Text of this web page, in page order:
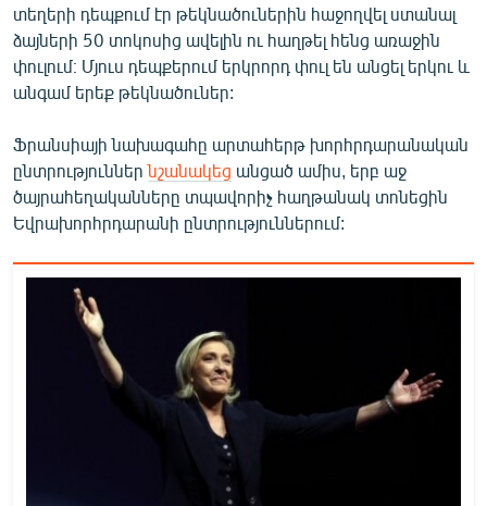
տեղերի դեպքում էր թեկնածուներին հաջողվել ստանալ
ձայների 50 տոկոսից ավելին ու հաղթել հենց առաջին
փուլում։ Մյուս դեպքերում երկրորդ փուլ են անցել երկու և
անգամ երեք թեկնածուներ:
Ֆրանսիայի նախագահը արտահերթ խորհրդարանական
ընտրություններնշանակեց անցած ամիս, երբ աջ
ծայրահեղականները տպավորիչ հաղթանակ տոնեցին
Եվրախորհրդարանի ընտրություններում: